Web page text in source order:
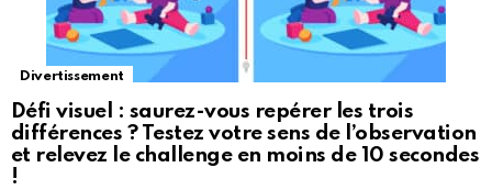
Divertissement
Défi visuel : saurez-vous repérer les trois
différences ? Testez votre sens de l’observation
et relevez le challenge en moins de 10 secondes
!